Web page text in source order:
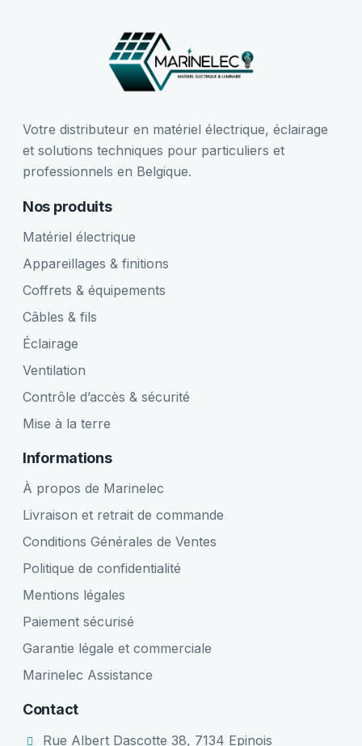
Votre distributeur en matériel électrique, éclairage
et solutions techniques pour particuliers et
professionnels en Belgique.
Nos produits
Matériel électrique
Appareillages & finitions
Coffrets & équipements
Câbles & fils
Éclairage
Ventilation
Contrôle d’accès & sécurité
Mise à la terre
Informations
À propos de Marinelec
Livraison et retrait de commande
Conditions Générales de Ventes
Politique de confidentialité
Mentions légales
Paiement sécurisé
Garantie légale et commerciale
Marinelec Assistance
Contact
Rue Albert Dascotte 38, 7134 Epinois